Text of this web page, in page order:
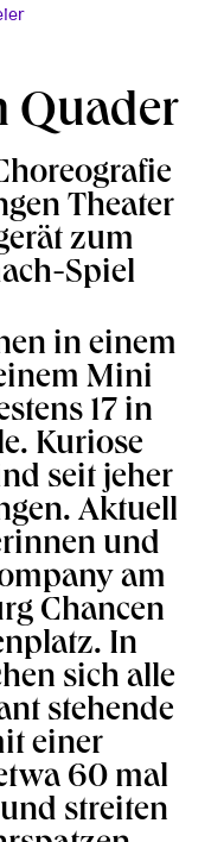
Quader
Theater
zum
Spiel
in einem
Mini
17 in
Kuriose
seit jeher
Aktuell
und
am
Chancen
In
sich alle
stehende
einer
60 mal
streiten